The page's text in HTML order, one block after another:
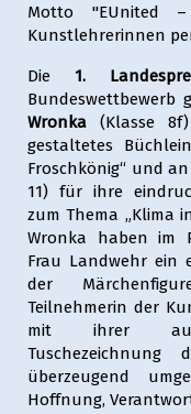
Motto "EUnited
Kunstlehrerinnen
Die 1.
Bundeswettbewerb
Wronka (Klasse
gestaltetes
Froschkönig“ und an
11) für ihre
zum Thema „Klima
Wronka haben im
Frau Landwehr ein
der
Teilnehmerin der
mit ihrer
überzeugend
Hoffnung,